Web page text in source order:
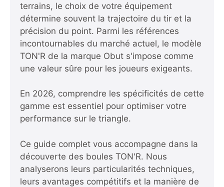
terrains, le choix de votre équipement
détermine souvent la trajectoire du tir et la
précision du point. Parmi les références
incontournables du marché actuel, le modèle
TON'R de la marque Obut s'impose comme
une valeur sûre pour les joueurs exigeants.
En 2026, comprendre les spécificités de cette
gamme est essentiel pour optimiser votre
performance sur le triangle.
Ce guide complet vous accompagne dans la
découverte des boules TON'R. Nous
analyserons leurs particularités techniques,
leurs avantages compétitifs et la manière de